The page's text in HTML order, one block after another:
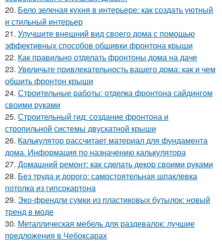
20. Бело зеленая кухня в интерьере: как создать уютный
и стильный интерьер
21. Улучшите внешний вид своего дома с помощью
эффективных способов обшивки фронтона крыши
22. Как правильно отделать фронтоны дома на даче
23. Увеличьте привлекательность вашего дома: как и чем
обшить фронтон крыши
24. Строительные работы: отделка фронтона сайдингом
своими руками
25. Строительный гид: создание фронтона и
стропильной системы двускатной крыши
26. Калькулятор рассчитает материал для фундамента
дома. Информация по назначению калькулятора
27. Домашний ремонт: как сделать декор своими руками
28. Без труда и дорого: самостоятельная шпаклевка
потолка из гипсокартона
29. Эко-френдли сумки из пластиковых бутылок: новый
тренд в моде
30. Металлическая мебель для раздевалок: лучшие
предложения в Чебоксарах